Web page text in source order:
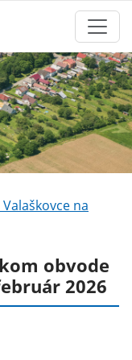
na
obvode
2026